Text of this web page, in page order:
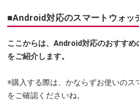
■Android対応のスマートウォッ
ここからは、Android対応のおすすめ
をご紹介します。
※購入する際は、かならずお使いのス
をご確認くださいね。